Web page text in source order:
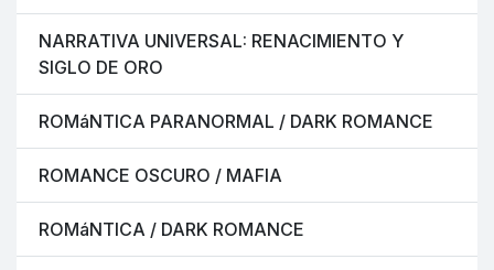
NARRATIVA UNIVERSAL: RENACIMIENTO Y
SIGLO DE ORO
ROMáNTICA PARANORMAL / DARK ROMANCE
ROMANCE OSCURO / MAFIA
ROMáNTICA / DARK ROMANCE